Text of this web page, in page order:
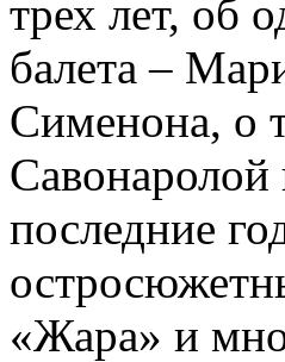
трех лет, об
балета –
Сименона, о
последние
«Жара» и